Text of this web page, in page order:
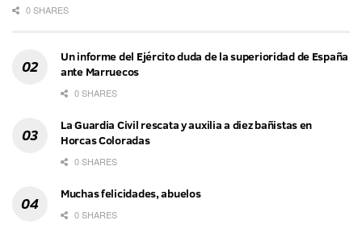
0 SHARES
Un informe del Ejército duda de la superioridad de España
ante Marruecos
0 SHARES
La Guardia Civil rescata y auxilia a diez bañistas en
Horcas Coloradas
0 SHARES
Muchas felicidades, abuelos
0 SHARES